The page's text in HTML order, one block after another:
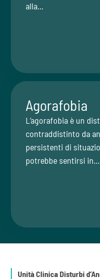
alla...
Agorafobia
L’agorafobia è un
contraddistinto da
persistenti di
potrebbe sentirsi in...
Unità Clinica Disturbi